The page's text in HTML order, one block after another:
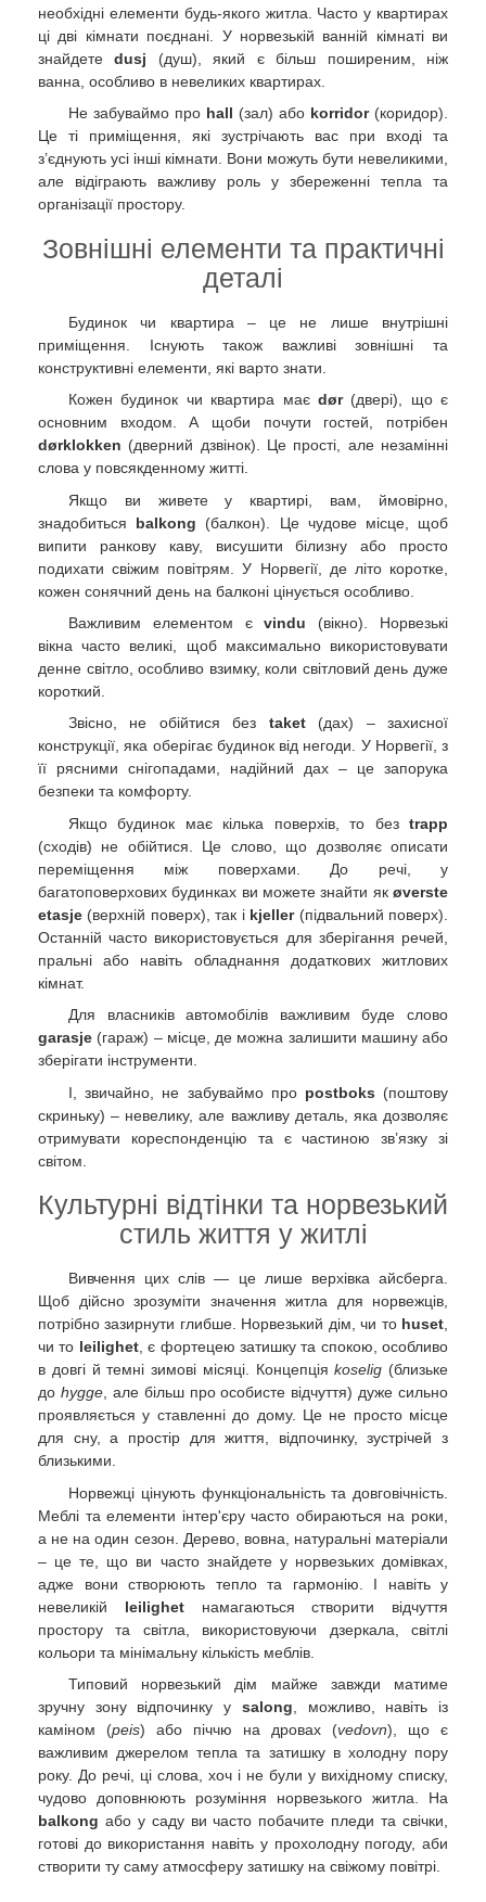
необхідні елементи будь-якого житла. Часто у квартирах
ці дві кімнати поєднані. У норвезькій ванній кімнаті ви
знайдетеdusj (душ), який є більш поширеним, ніж
ванна, особливо в невеликих квартирах.
Не забуваймо про hall (зал) або korridor(коридор).
Це ті приміщення, які зустрічають вас при вході та
з’єднують усі інші кімнати. Вони можуть бути невеликими,
але відіграють важливу роль у збереженні тепла та
організації простору.
Зовнішні елементи та практичні
деталі
Будинок чи квартира – це не лише внутрішні
приміщення. Існують також важливі зовнішні та
конструктивні елементи, які варто знати.
Кожен будинок чи квартира має dør(двері), що є
основним входом. А щоби почути гостей, потрібен
dørklokken (дверний дзвінок). Це прості, але незамінні
слова у повсякденному житті.
Якщо ви живете у квартирі, вам, ймовірно,
знадобиться balkong (балкон). Це чудове місце, щоб
випити ранкову каву, висушити білизну або просто
подихати свіжим повітрям. У Норвегії, де літо коротке,
кожен сонячний день на балконі цінується особливо.
Важливим елементом єvindu (вікно). Норвезькі
вікна часто великі, щоб максимально використовувати
денне світло, особливо взимку, коли світловий день дуже
короткий.
Звісно, не обійтися без taket(дах) – захисної
конструкції, яка оберігає будинок від негоди. У Норвегії, з
її рясними снігопадами, надійний дах – це запорука
безпеки та комфорту.
Якщо будинок має кілька поверхів, то без trapp
(сходів) не обійтися. Це слово, що дозволяє описати
переміщення між поверхами. До речі, у
багатоповерхових будинках ви можете знайти як øverste
etasje (верхній поверх), так і kjeller(підвальний поверх).
Останній часто використовується для зберігання речей,
пральні або навіть обладнання додаткових житлових
кімнат.
Для власників автомобілів важливим буде слово
garasje (гараж) – місце, де можна залишити машину або
зберігати інструменти.
І, звичайно, не забуваймо про postboks (поштову
скриньку) – невелику, але важливу деталь, яка дозволяє
отримувати кореспонденцію та є частиною зв’язку зі
світом.
Культурні відтінки та норвезький
стиль життя у житлі
Вивчення цих слів — це лише верхівка айсберга.
Щоб дійсно зрозуміти значення житла для норвежців,
потрібно зазирнути глибше. Норвезький дім, чи то huset
чи то leilighet, є фортецею затишку та спокою, особливо
в довгі й темні зимові місяці. Концепціяkoselig (близьке
до hygge, але більш про особисте відчуття) дуже сильно
проявляється у ставленні до дому. Це не просто місце
для сну, а простір для життя, відпочинку, зустрічей з
близькими.
Норвежці цінують функціональність та довговічність.
Меблі та елементи інтер'єру часто обираються на роки,
а не на один сезон. Дерево, вовна, натуральні матеріали
– це те, що ви часто знайдете у норвезьких домівках,
адже вони створюють тепло та гармонію. І навіть у
невеликій leilighetнамагаються створити відчуття
простору та світла, використовуючи дзеркала, світлі
кольори та мінімальну кількість меблів.
Типовий норвезький дім майже завжди матиме
зручну зону відпочинку у salong , можливо, навіть із
каміном (peis) або піччю на дровах (vedovn), що є
важливим джерелом тепла та затишку в холодну пору
року. До речі, ці слова, хоч і не були у вихідному списку,
чудово доповнюють розуміння норвезького житла. На
balkong або у саду ви часто побачите пледи та свічки,
готові до використання навіть у прохолодну погоду, аби
створити ту саму атмосферу затишку на свіжому повітрі.